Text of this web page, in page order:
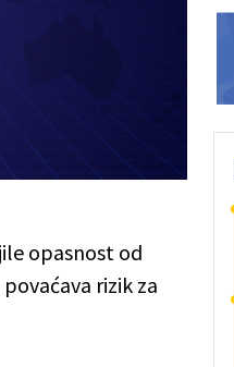
opasnost od
rizik za